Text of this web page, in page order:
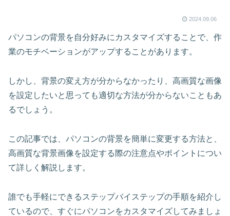
2024.09.06
パソコンの背景を自分好みにカスタマイズすることで、作
業のモチベーションがアップすることがあります。
しかし、背景の変え方が分からなかったり、高画質な画像
を設定したいと思っても適切な方法が分からないこともあ
るでしょう。
この記事では、パソコンの背景を簡単に変更する方法と、
高画質な背景画像を設定する際の注意点やポイントについ
て詳しく解説します。
誰でも手軽にできるステップバイステップの手順を紹介し
ているので、すぐにパソコンをカスタマイズしてみましょ